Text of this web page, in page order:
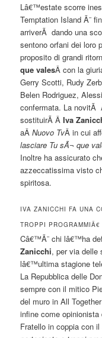
Lâ€™estate scorre
Temptation Island Ã¨
arriverÃ dando una
sentono orfani dei loro
proposito di grandi
que valesÂ con la
Gerry Scotti, Rudy
Belen Rodriguez,
confermata. La novitÃ
sostituirÃ ÂIva
aÂNuovo TvÂ in cui
lasciare Tu sÃ¬ que
Inoltre ha assicurato
azzeccatissima visto
spiritosa.
IVA ZANICCHI FA UNA
TROPPI PROGRAMMIÂ€
Câ€™Ã¨ chi lâ€™ha
Zanicchi, per via delle
lâ€™ultima stagione
La Repubblica delle
sempre con il mitico
del muro in All
infine come
Fratello in coppia con